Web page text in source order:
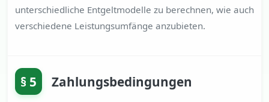
unterschiedliche Entgeltmodelle zu berechnen, wie auch
verschiedene Leistungsumfänge anzubieten.
§ 5 Zahlungsbedingungen